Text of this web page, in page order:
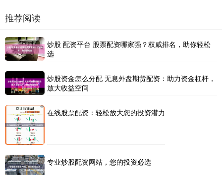
推荐阅读
炒股 配资平台 股票配资哪家强？权威排名，助你轻松
选
炒股资金怎么分配 无息外盘期货配资：助力资金杠杆，
放大收益空间
在线股票配资：轻松放大您的投资潜力
专业炒股配资网站，您的投资必选